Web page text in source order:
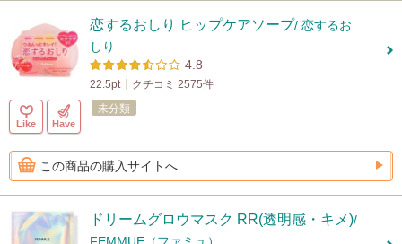
恋するおしり ヒップケアソープ/ 恋するお
しり
4.8
22.5pt クチコミ 2575件
Like Have
未分類
この商品の購入サイトへ
ドリームグロウマスク RR(透明感・キメ)/